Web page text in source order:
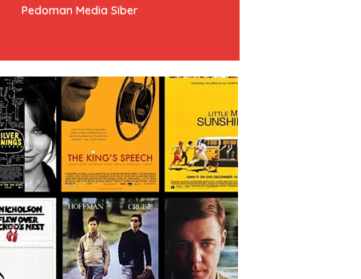
Pedoman Media Siber